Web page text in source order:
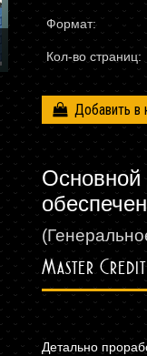
Формат:
Кол-во страниц:
Добавить в
Основной
Master
Детально